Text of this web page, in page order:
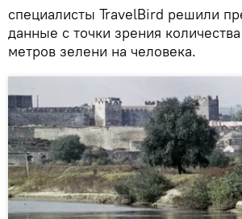
cпециалисты TravelBird решили
данные с точки зрения
метров зелени на человека.